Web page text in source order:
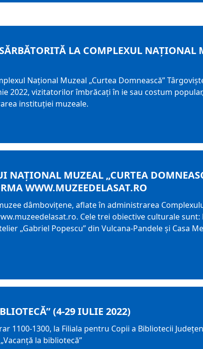
LA COMPLEXUL NAȚIONAL
Național Muzeal „Curtea Domnească”
2022, vizitatorilor îmbrăcați în ie sau costum
instituţiei muzeale.
NAȚIONAL MUZEAL „CURTEA
WWW.MUZEEDELASAT.RO
dâmbovițene, aflate în administrarea
Cele trei obiective culturale
„Gabriel Popescu” din Vulcana-Pandele și Casa
(4-29 IULIE 2022)
1100-1300, la Filiala pentru Copii a Bibliotecii
la bibliotecă”